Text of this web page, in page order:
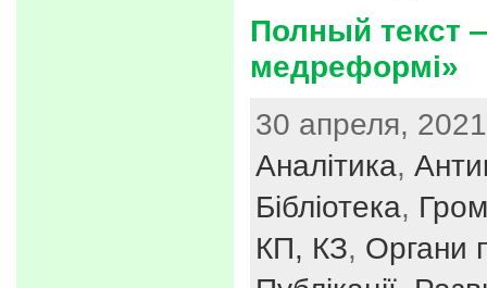
Полный текст
медреформі»
30 апреля,
Аналітика,
Бібліотека,
КП, КЗ, Органи